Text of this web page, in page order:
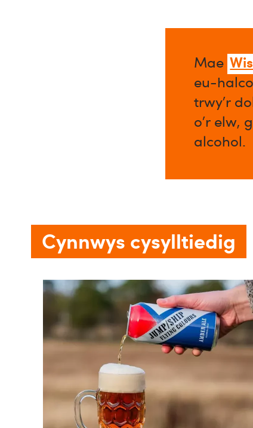
Mae
eu-
trwy’r
o’r elw,
alcohol.​
Cynnwys cysylltiedig